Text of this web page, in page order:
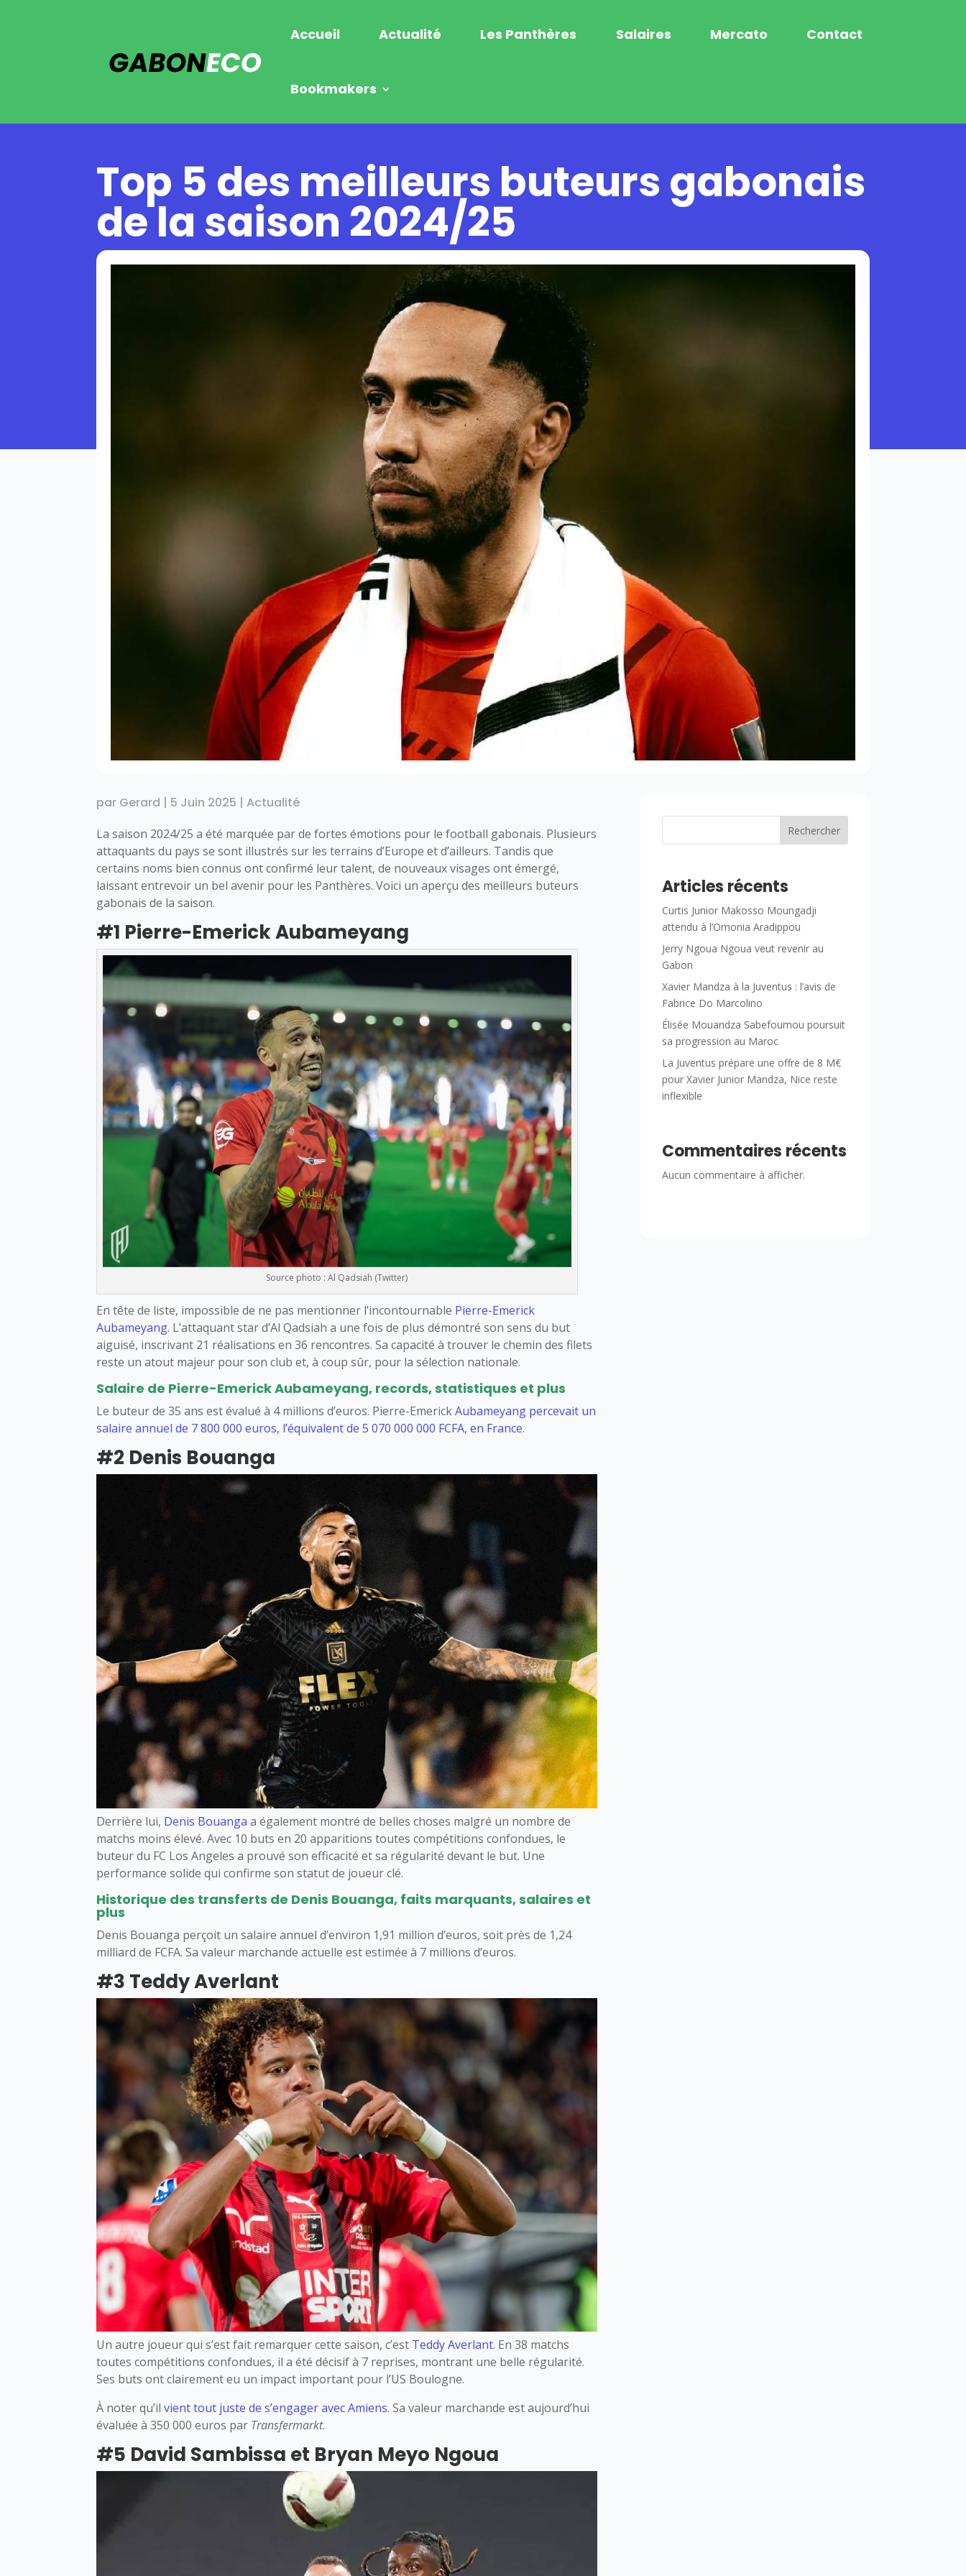
Accueil Actualité Les Panthères Salaires Mercato Contact
Bookmakers
Top 5 des meilleurs buteurs gabonais
de la saison 2024/25
par Gerard | 5 Juin 2025 |Actualité
La saison 2024/25 a été marquée par de fortes émotions pour le football gabonais. Plusieurs
attaquants du pays se sont illustrés sur les terrains d’Europe et d’ailleurs. Tandis que
certains noms bien connus ont confirmé leur talent, de nouveaux visages ont émergé,
laissant entrevoir un bel avenir pour les Panthères. Voici un aperçu des meilleurs buteurs
gabonais de la saison.
#1 Pierre-Emerick Aubameyang
Source photo : Al Qadsiah (Twitter)
En tête de liste, impossible de ne pas mentionner l’incontournable Pierre-Emerick
Aubameyang. L’attaquant star d’Al Qadsiah a une fois de plus démontré son sens du but
aiguisé, inscrivant 21 réalisations en 36 rencontres. Sa capacité à trouver le chemin des filets
reste un atout majeur pour son club et, à coup sûr, pour la sélection nationale.
Salaire de Pierre-Emerick Aubameyang, records, statistiques et plus
Le buteur de 35 ans est évalué à 4 millions d’euros. Pierre-EmerickAubameyang percevait un
salaire annuel de 7 800 000 euros, l’équivalent de 5 070 000 000 FCFA, en France.
#2 Denis Bouanga
Derrière lui, Denis Bouanga a également montré de belles choses malgré un nombre de
matchs moins élevé. Avec 10 buts en 20 apparitions toutes compétitions confondues, le
buteur du FC Los Angeles a prouvé son efficacité et sa régularité devant le but. Une
performance solide qui confirme son statut de joueur clé.
Historique des transferts de Denis Bouanga, faits marquants, salaires et
plus
Denis Bouanga perçoit un salaire annuel d’environ 1,91 million d’euros, soit près de 1,24
milliard de FCFA. Sa valeur marchande actuelle est estimée à 7 millions d’euros.
#3 Teddy Averlant
Un autre joueur qui s’est fait remarquer cette saison, c’est Teddy Averlant. En 38 matchs
toutes compétitions confondues, il a été décisif à 7 reprises, montrant une belle régularité.
Ses buts ont clairement eu un impact important pour l’US Boulogne.
À noter qu’ilvient tout juste de s’engager avec Amiens. Sa valeur marchande est aujourd’hui
évaluée à 350 000 euros par Transfermarkt.
#5 David Sambissa et Bryan Meyo Ngoua
Rechercher
Articles récents
Curtis Junior Makosso Moungadji
attendu à l’Omonia Aradippou
Jerry Ngoua Ngoua veut revenir au
Gabon
Xavier Mandza à la Juventus : l’avis de
Fabrice Do Marcolino
Élisée Mouandza Sabefoumou poursuit
sa progression au Maroc
La Juventus prépare une offre de 8 M€
pour Xavier Junior Mandza, Nice reste
inflexible
Commentaires récents
Aucun commentaire à afficher.